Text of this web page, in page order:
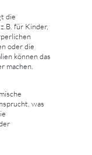
die
für Kinder,
oder die
können das
machen.
was